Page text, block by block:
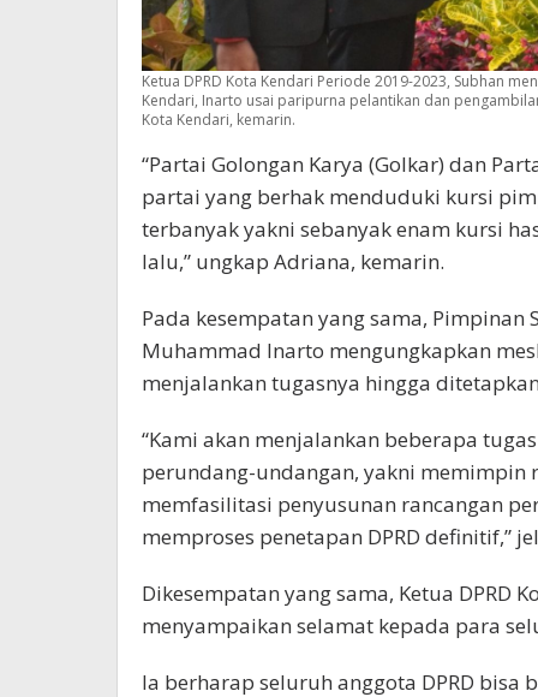
Ketua DPRD Kota Kendari Periode 2019-2023, Subhan
Kendari, Inarto usai paripurna pelantikan dan
Kota Kendari, kemarin.
“Partai Golongan Karya (Golkar) dan
partai yang berhak menduduki kursi
terbanyak yakni sebanyak enam kursi
lalu,” ungkap Adriana, kemarin.
Pada kesempatan yang sama, Pimpinan
Muhammad Inarto mengungkapkan
menjalankan tugasnya hingga
“Kami akan menjalankan beberapa
perundang-undangan, yakni memimpin
memfasilitasi penyusunan rancangan
memproses penetapan DPRD definitif,”
Dikesempatan yang sama, Ketua DPRD
menyampaikan selamat kepada para
Ia berharap seluruh anggota DPRD